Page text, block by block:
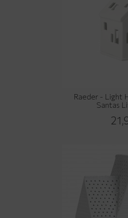
Raeder - Light
Santas